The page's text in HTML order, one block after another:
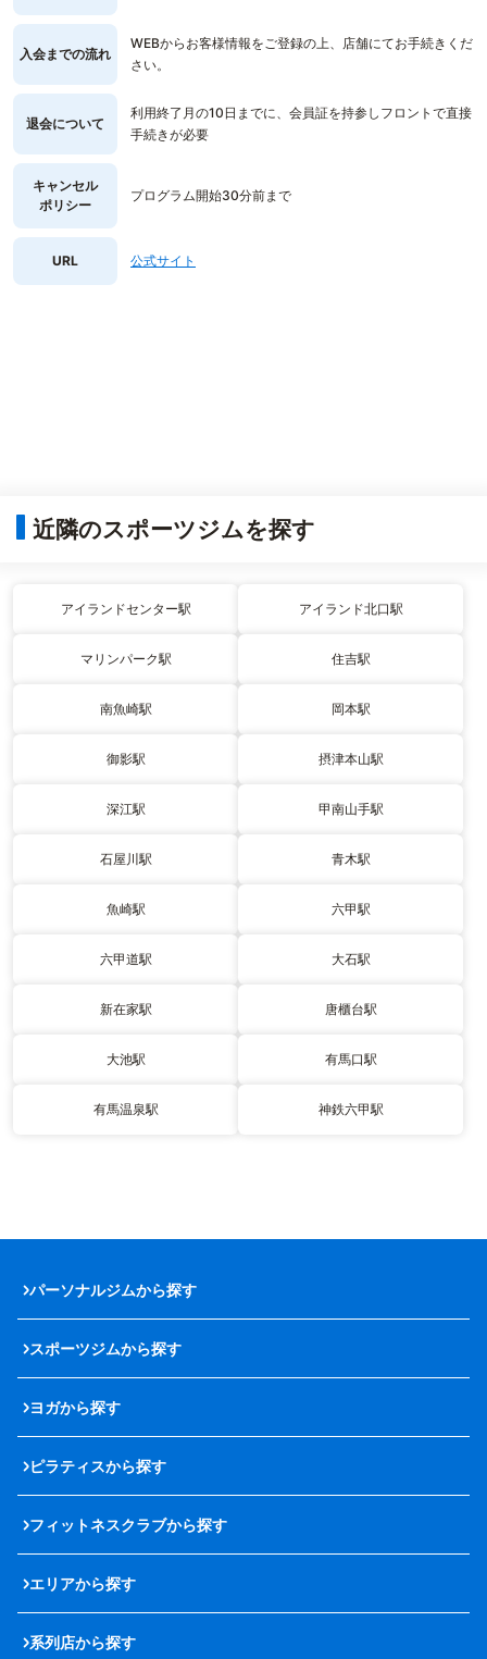
入会までの流れ
WEBからお客様情報をご登録の上、店舗にてお手続きくだ
さい。
退会について
利用終了月の10日までに、会員証を持参しフロントで直接
手続きが必要
キャンセル
ポリシー
プログラム開始30分前まで
URL 公式サイト
近隣のスポーツジムを探す
アイランドセンター駅 アイランド北口駅
マリンパーク駅 住吉駅
南魚崎駅 岡本駅
御影駅 摂津本山駅
深江駅 甲南山手駅
石屋川駅 青木駅
魚崎駅 六甲駅
六甲道駅 大石駅
新在家駅 唐櫃台駅
大池駅 有馬口駅
有馬温泉駅 神鉄六甲駅
パーソナルジムから探す
スポーツジムから探す
ヨガから探す
ピラティスから探す
フィットネスクラブから探す
エリアから探す
系列店から探す